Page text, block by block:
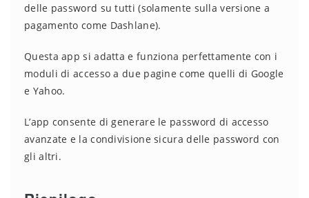
delle password su tutti (solamente sulla versione a
pagamento come Dashlane).
Questa app si adatta e funziona perfettamente con i
moduli di accesso a due pagine come quelli di Google
e Yahoo.
L’app consente di generare le password di accesso
avanzate e la condivisione sicura delle password con
gli altri.